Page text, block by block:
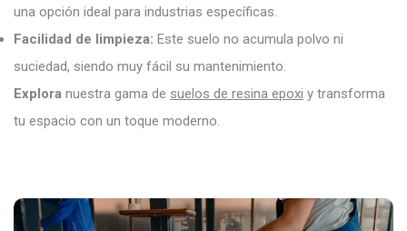
una opción ideal para industrias específicas.
Facilidad de limpieza: Este suelo no acumula polvo ni
suciedad, siendo muy fácil su mantenimiento.
Explora nuestra gama de suelos de resina epoxi y transforma
tu espacio con un toque moderno.